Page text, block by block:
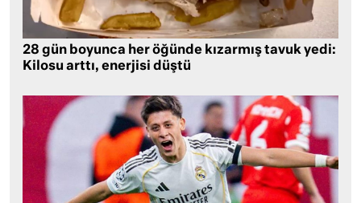
28 gün boyunca her öğünde kızarmış tavuk yedi:
Kilosu arttı, enerjisi düştü